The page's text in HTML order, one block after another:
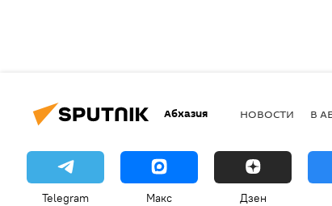
Абхазия НОВОСТИ В
Telegram Макс Дзен